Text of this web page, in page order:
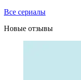
Все сериалы
Новые отзывы